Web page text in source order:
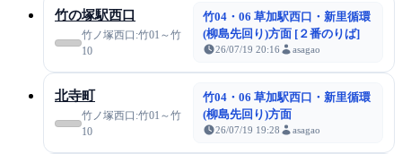
竹の塚駅西口
竹ノ塚西口:竹01～竹
10
竹04・06 草加駅西口・新里循環
(柳島先回り)方面 [２番のりば]
26/07/19 20:16 asagao
北寺町
竹ノ塚西口:竹01～竹
10
竹04・06 草加駅西口・新里循環
(柳島先回り)方面
26/07/19 19:28 asagao